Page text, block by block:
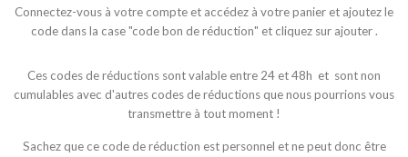
Connectez-vous à votre compte et accédez à votre panier et ajoutez le
code dans la case "code bon de réduction" et cliquez sur ajouter .
Ces codes de réductions sont valable entre 24 et 48h et sont non
cumulables avec d'autres codes de réductions que nous pourrions vous
transmettre à tout moment !
Sachez que ce code de réduction est personnel et ne peut donc être